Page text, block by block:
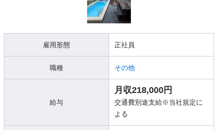
雇用形態 正社員
職種 その他
給与
月収218,000円
交通費別途支給※当社規定に
よる